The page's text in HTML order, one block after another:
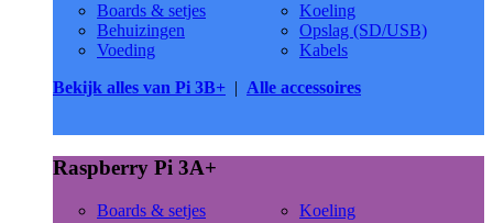
Boards & setjes
Behuizingen
Voeding
Koeling
Opslag (SD/USB)
Kabels
Bekijk alles van Pi 3B+ | Alle accessoires
Raspberry Pi 3A+
Boards & setjes
Koeling